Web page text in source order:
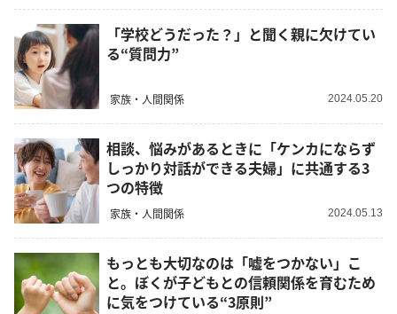
「学校どうだった？」と聞く親に欠けてい
る“質問力”
家族・人間関係 2024.05.20
相談、悩みがあるときに「ケンカにならず
しっかり対話ができる夫婦」に共通する3
つの特徴
家族・人間関係 2024.05.13
もっとも大切なのは「嘘をつかない」こ
と。ぼくが子どもとの信頼関係を育むため
に気をつけている“3原則”